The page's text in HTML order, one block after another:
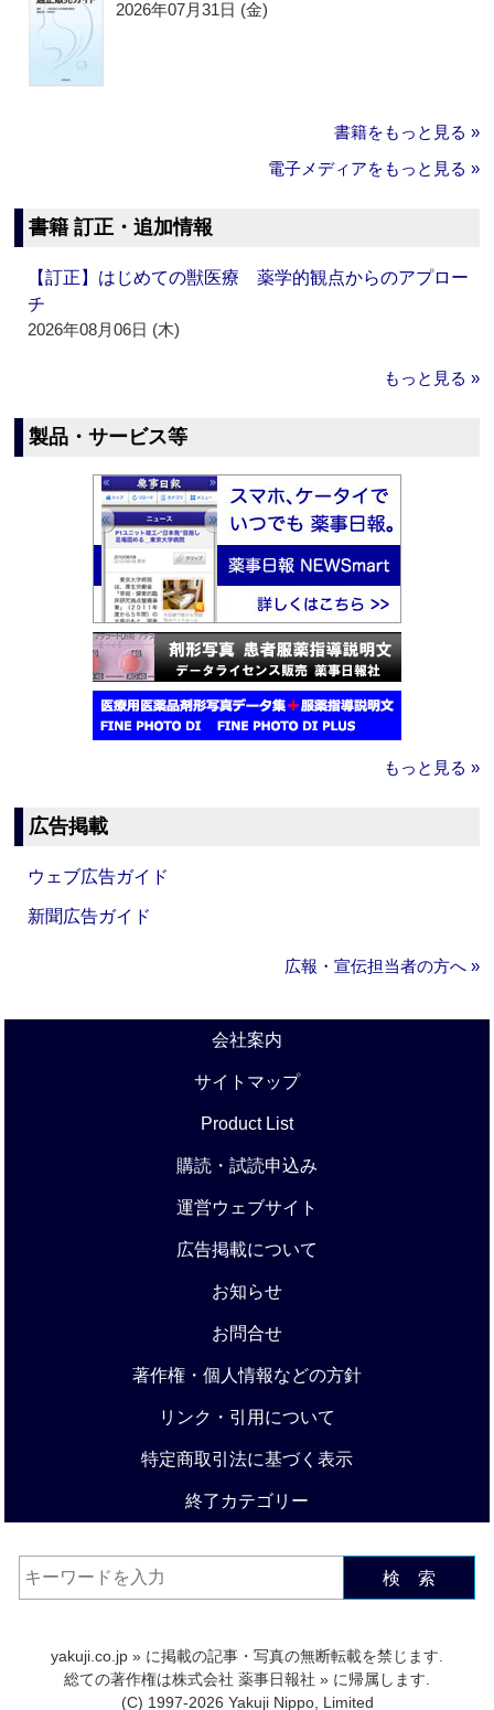
2026年07月31日 (金)
書籍をもっと見る »
電子メディアをもっと見る »
書籍 訂正・追加情報
【訂正】はじめての獣医療 薬学的観点からのアプロー
チ
2026年08月06日 (木)
もっと見る »
製品・サービス等
もっと見る »
広告掲載
ウェブ広告ガイド
新聞広告ガイド
広報・宣伝担当者の方へ »
会社案内
サイトマップ
Product List
購読・試読申込み
運営ウェブサイト
広告掲載について
お知らせ
お問合せ
著作権・個人情報などの方針
リンク・引用について
特定商取引法に基づく表示
終了カテゴリー
検 索
yakuji.co.jp » に掲載の記事・写真の無断転載を禁じます.
総ての著作権は株式会社 薬事日報社 » に帰属します.
(C) 1997-2026 Yakuji Nippo, Limited